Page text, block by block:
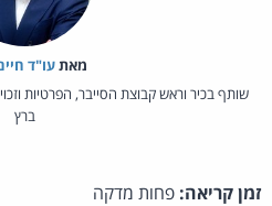
מאת‏עו"ד
שותף בכיר וראש קבוצת הסייבר, הפרטיות
ברץ
זמן קריאה: פחות מדקה